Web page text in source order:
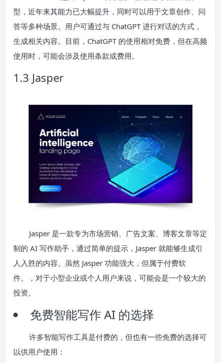
型，近年来其能力已大幅提升，同时可以用于文章创作、问
答等多种场景。用户可通过与 ChatGPT 进行对话的方式，
生成相关内容。目前，ChatGPT 的使用相对免费，但在高频
使用时，可能会涉及使用条款或费用。
1.3 Jasper
Jasper 是一款专为市场营销、广告文案、博客文章等定
制的 AI 写作助手，通过简单的提示，Jasper 就能够生成引
人入胜的内容。虽然 Jasper 功能强大，但属于付费软
件。，对于小型企业或个人用户来说，可能会是一个较大的
投资。
免费智能写作 AI 的选择
许多智能写作工具是付费的，但也有一些免费的选择可
以供用户使用：